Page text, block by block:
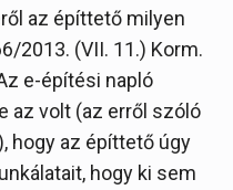
az építtető milyen
2013. (VII. 11.) Korm.
e-építési napló
az volt (az erről szóló
hogy az építtető úgy
hogy ki sem